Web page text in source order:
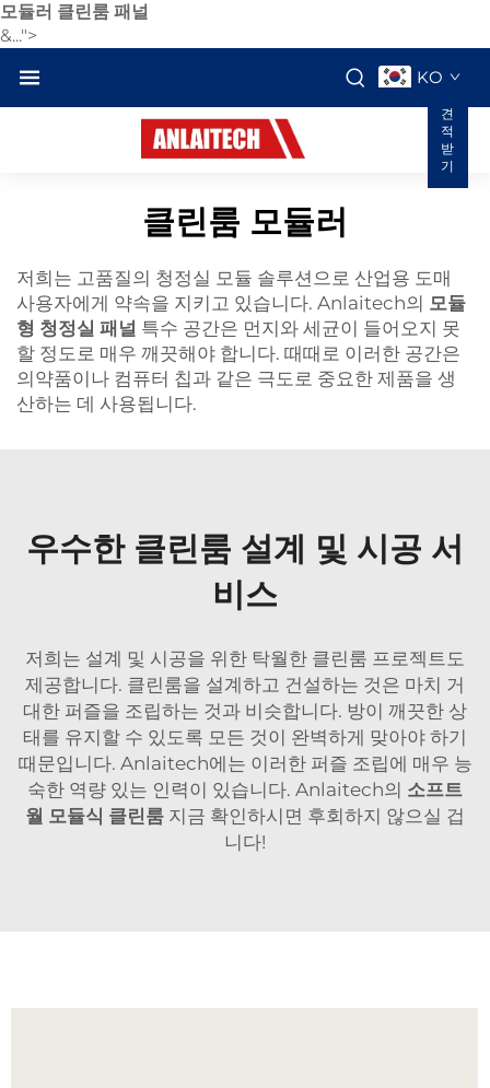
모듈러 클린룸 패널
&...">
KO
견
적
받
기
클린룸 모듈러
저희는 고품질의 청정실 모듈 솔루션으로 산업용 도매
사용자에게 약속을 지키고 있습니다. Anlaitech의 모듈
형 청정실 패널 특수 공간은 먼지와 세균이 들어오지 못
할 정도로 매우 깨끗해야 합니다. 때때로 이러한 공간은
의약품이나 컴퓨터 칩과 같은 극도로 중요한 제품을 생
산하는 데 사용됩니다.
우수한 클린룸 설계 및 시공 서
비스
저희는 설계 및 시공을 위한 탁월한 클린룸 프로젝트도
제공합니다. 클린룸을 설계하고 건설하는 것은 마치 거
대한 퍼즐을 조립하는 것과 비슷합니다. 방이 깨끗한 상
태를 유지할 수 있도록 모든 것이 완벽하게 맞아야 하기
때문입니다. Anlaitech에는 이러한 퍼즐 조립에 매우 능
숙한 역량 있는 인력이 있습니다. Anlaitech의 소프트
월 모듈식 클린룸 지금 확인하시면 후회하지 않으실 겁
니다!